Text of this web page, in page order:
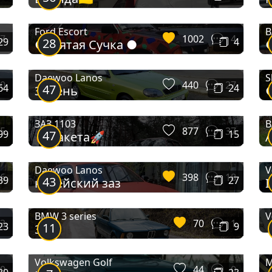
28 4
Ford Escort
● Мятая Сучка ● 1002 4
0 47 24
Daewoo Lanos
Зелень 440 27
47 15
ЗАЗ 1103
🔥Ракета🚀 877 37
43 27
Daewoo Lanos
корейский заз 398 18
3 11 9
BMW 3 series
316 70 1
Volkswagen Golf